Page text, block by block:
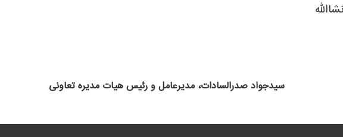
سیدجواد صدرالسادات، مدیرعامل و رئیس هیات مدیره تعاونی